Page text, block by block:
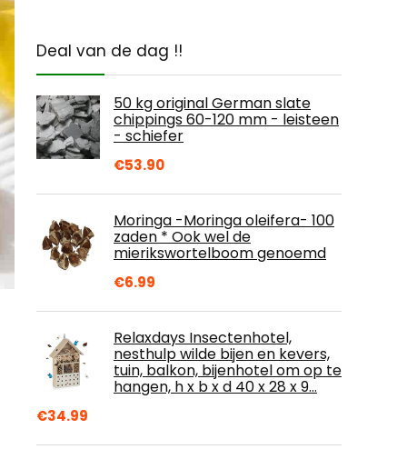
Deal van de dag !!
50 kg original German slate
chippings 60-120 mm - leisteen
- schiefer
€53.90
Moringa -Moringa oleifera- 100
zaden * Ook wel de
mierikswortelboom genoemd
€6.99
Relaxdays Insectenhotel,
nesthulp wilde bijen en kevers,
tuin, balkon, bijenhotel om op te
hangen, h x b x d 40 x 28 x 9…
€34.99